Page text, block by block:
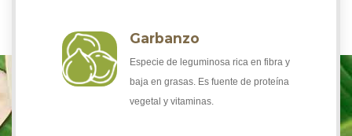
Garbanzo
Especie de leguminosa rica en fibra y
baja en grasas. Es fuente de proteína
vegetal y vitaminas.